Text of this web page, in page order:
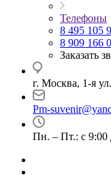
Телефоны
8 495 105
8 909 166
Заказать
г. Москва, 1-я
Pm-
Пн. – Пт.: с 9:00